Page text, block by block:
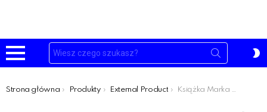
Menu
Szukaj:
Jesteś tutaj:
Strona główna Produkty External Product Książka Marka Mansona ‚Subtle Art of Not Giving a F*ck’